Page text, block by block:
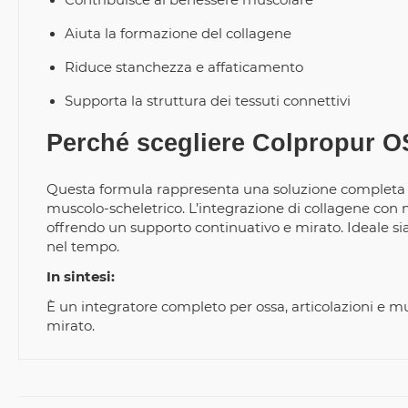
Aiuta la formazione del collagene
Riduce stanchezza e affaticamento
Supporta la struttura dei tessuti connettivi
Perché scegliere Colpropur
Questa formula rappresenta una soluzione
muscolo-scheletrico. L’integrazione di collagene
offrendo un supporto continuativo e mirato. Ideale
nel tempo.
In sintesi:
È un integratore completo per ossa, articolazioni e
mirato.